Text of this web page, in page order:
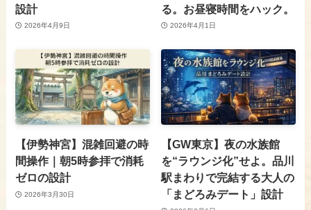
設計
2026年4月9日
る。お昼寝時間をハック。
2026年4月1日
【伊勢神宮】混雑回避の時
間操作｜朝5時参拝で消耗
ゼロの設計
2026年3月30日
【GW東京】夜の水族館
を“ラウンジ化”せよ。品川
駅まわりで完結する大人の
「まどろみデート」設計